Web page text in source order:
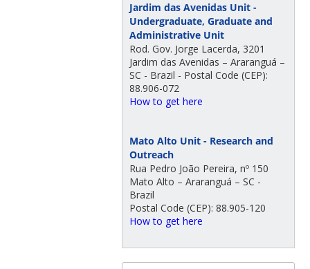
Jardim das Avenidas Unit -
Undergraduate, Graduate and
Administrative Unit
Rod. Gov. Jorge Lacerda, 3201
Jardim das Avenidas – Araranguá –
SC - Brazil - Postal Code (CEP):
88.906-072
How to get here
Mato Alto Unit - Research and
Outreach
Rua Pedro João Pereira, nº 150
Mato Alto – Araranguá – SC -
Brazil
Postal Code (CEP): 88.905-120
How to get here